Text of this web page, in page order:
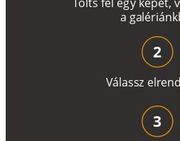
a galériánk
Válassz elrend
2
3